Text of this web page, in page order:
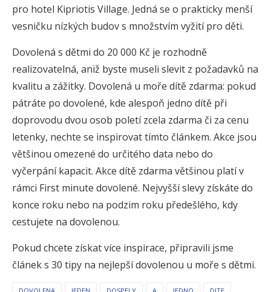
pro hotel Kipriotis Village. Jedná se o prakticky menší
vesničku nízkých budov s množstvím vyžití pro děti.
Dovolená s dětmi do 20 000 Kč je rozhodně
realizovatelná, aniž byste museli slevit z požadavků na
kvalitu a zážitky. Dovolená u moře dítě zdarma: pokud
pátráte po dovolené, kde alespoň jedno dítě při
doprovodu dvou osob poletí zcela zdarma či za cenu
letenky, nechte se inspirovat tímto článkem. Akce jsou
většinou omezené do určitého data nebo do
vyčerpání kapacit. Akce dítě zdarma většinou platí v
rámci First minute dovolené. Nejvyšší slevy získáte do
konce roku nebo na podzim roku předešlého, kdy
cestujete na dovolenou.
Pokud chcete získat více inspirace, připravili jsme
článek s 30 tipy na nejlepší dovolenou u moře s dětmi.